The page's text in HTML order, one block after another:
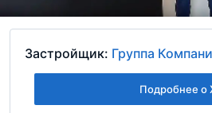
Застройщик: Группа
Подробнее о